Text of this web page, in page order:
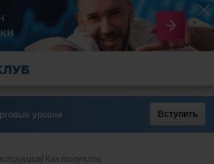
уровни Вступить
Как получить